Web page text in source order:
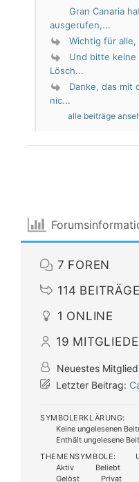
Gran Canaria
ausgerufen,...
Wichtig für
Und bitte keine
Lösch...
Danke, das mit
nic...
alle beiträge
7 FOREN
114 BEITRÄGE
1 ONLINE
19
Neuestes
Letzter Beitrag:
SYMBOLERKLÄRUNG:
Keine ungelesenen
Enthält ungelesene
THEMENSYMBOLE:
Aktiv
Beliebt
Gelöst
Privat